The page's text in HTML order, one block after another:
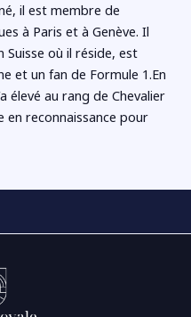
il est membre de
à Paris et à Genève. Il
où il réside, est
et un fan de Formule 1.En
élevé au rang de Chevalier
en reconnaissance pour